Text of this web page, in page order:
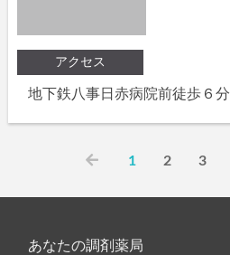
アクセス
地下鉄八事日赤病院前徒歩６分
1 2 3
あなたの調剤薬局